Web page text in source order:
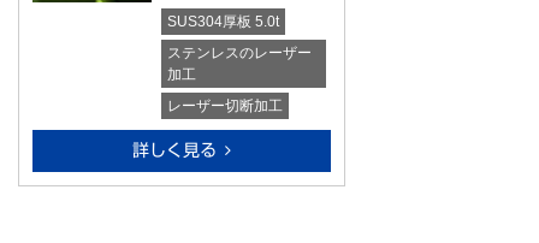
SUS304厚板 5.0t
ステンレスのレーザー
加工
レーザー切断加工
詳しく見る